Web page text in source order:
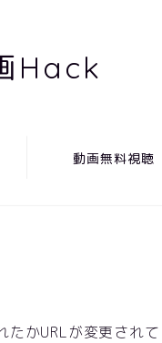
Hack
動画無料視聴
たかURLが変更されて